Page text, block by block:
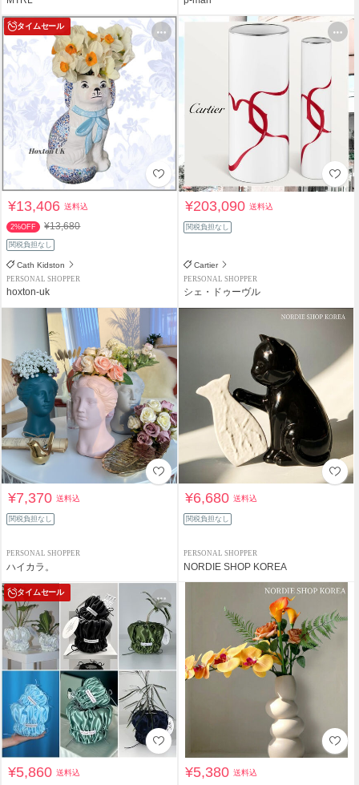
タイムセール
¥13,406送料込
2%OFF ¥13,680
関税負担なし
Cath Kidston
PERSONAL SHOPPER
hoxton-uk
¥203,090送料込
関税負担なし
Cartier
PERSONAL SHOPPER
シェ・ドゥーヴル
¥7,370送料込
関税負担なし
PERSONAL SHOPPER
ハイカラ。
¥6,680送料込
関税負担なし
PERSONAL SHOPPER
NORDIE SHOP KOREA
タイムセール
¥5,860送料込 ¥5,380送料込